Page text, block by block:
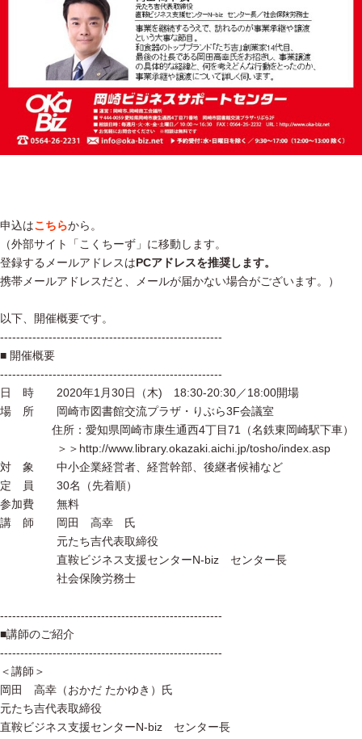
申込はこちらから。
（外部サイト「こくちーず」に移動します。
登録するメールアドレスはPCアドレスを推奨します。
携帯メールアドレスだと、メールが届かない場合がございます。）
以下、開催概要です。
-------------------------------------------------------
■ 開催概要
-------------------------------------------------------
日 時 2020年1月30日（木) 18:30-20:30／18:00開場
場 所 岡崎市図書館交流プラザ・りぶら3F会議室
住所：愛知県岡崎市康生通西4丁目71（名鉄東岡崎駅下車）
＞＞http://www.library.okazaki.aichi.jp/tosho/index.asp
対 象 中小企業経営者、経営幹部、後継者候補など
定 員 30名（先着順）
参加費 無料
講 師 岡田 高幸 氏
元たち吉代表取締役
直鞍ビジネス支援センターN-biz センター長
社会保険労務士
-------------------------------------------------------
■講師のご紹介
-------------------------------------------------------
＜講師＞
岡田 高幸（おかだ たかゆき）氏
元たち吉代表取締役
直鞍ビジネス支援センターN-biz センター長